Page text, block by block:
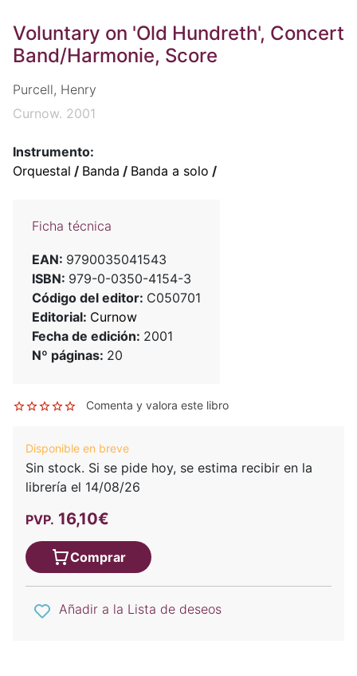
Voluntary on 'Old Hundreth', Concert
Band/Harmonie, Score
Purcell, Henry
Curnow. 2001
Instrumento:
Orquestal / Banda / Banda a solo /
Ficha técnica
EAN: 9790035041543
ISBN: 979-0-0350-4154-3
Código del editor: C050701
Editorial: Curnow
Fecha de edición: 2001
Nº páginas: 20
Comenta y valora este libro
Disponible en breve
Sin stock. Si se pide hoy, se estima recibir en la
librería el 14/08/26
PVP. 16,10€
Comprar
Añadir a la Lista de deseos